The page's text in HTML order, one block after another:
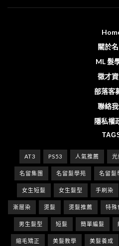
關於
ML 髮
徵才
部落客
聯絡
隱私權
AT3 PS53 人氣推薦 光
名留集團 名留髮學苑 名留髮
女生短髮 女生髮型 手刷染
漸層染 燙髮 燙髮推薦 特殊
男生髮型 短髮 簡單編髮
縮毛矯正 美髮教學 美髮養成